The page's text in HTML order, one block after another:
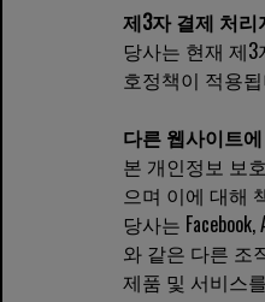
제3자 결제 처리
당사는 현재 제
호정책이 적용
다른 웹사이트
본 개인정보 보
으며 이에 대해
당사는
와 같은 다른 조
제품 및 서비스